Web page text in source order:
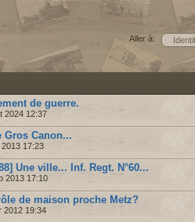
Aller à:
de guerre.
2024 12:37
Gros Canon...
17:23
Une ville... Inf. Regt. N°60...
2013 17:10
de maison proche Metz?
2012 19:34